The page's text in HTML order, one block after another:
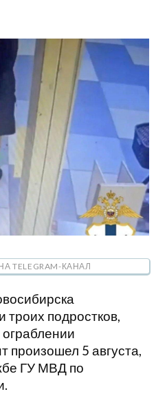
TELEGRAM-КАНАЛ
троих подростков,
произошел 5 августа,
ГУ МВД по